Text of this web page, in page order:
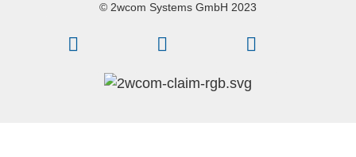
© 2wcom Systems GmbH 2023